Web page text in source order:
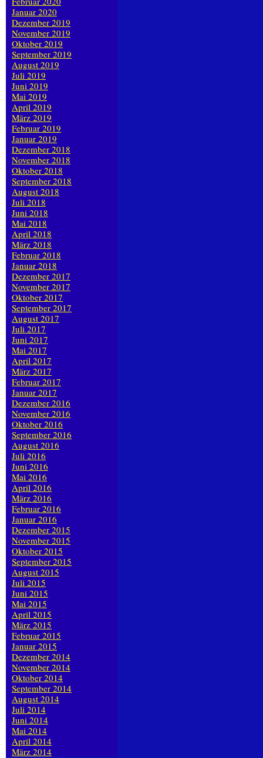
Januar 2020
Dezember 2019
November 2019
Oktober 2019
September 2019
August 2019
Juli 2019
Juni 2019
Mai 2019
April 2019
März 2019
Februar 2019
Januar 2019
Dezember 2018
November 2018
Oktober 2018
September 2018
August 2018
Juli 2018
Juni 2018
Mai 2018
April 2018
März 2018
Februar 2018
Januar 2018
Dezember 2017
November 2017
Oktober 2017
September 2017
August 2017
Juli 2017
Juni 2017
Mai 2017
April 2017
März 2017
Februar 2017
Januar 2017
Dezember 2016
November 2016
Oktober 2016
September 2016
August 2016
Juli 2016
Juni 2016
Mai 2016
April 2016
März 2016
Februar 2016
Januar 2016
Dezember 2015
November 2015
Oktober 2015
September 2015
August 2015
Juli 2015
Juni 2015
Mai 2015
April 2015
März 2015
Februar 2015
Januar 2015
Dezember 2014
November 2014
Oktober 2014
September 2014
August 2014
Juli 2014
Juni 2014
Mai 2014
April 2014
März 2014